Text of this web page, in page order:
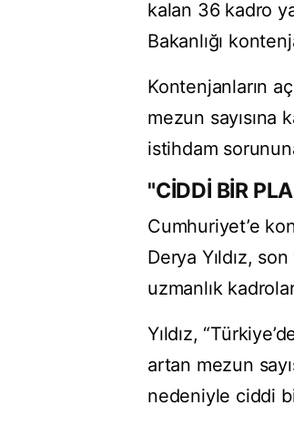
kalan 36 kadro
Bakanlığı
Kontenjanların
mezun sayısına
istihdam
"CİDDİ BİR
Cumhuriyet’e
Derya Yıldız, son
uzmanlık
Yıldız,
artan mezun
nedeniyle ciddi